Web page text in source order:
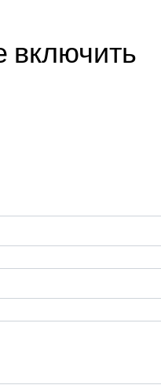
включить